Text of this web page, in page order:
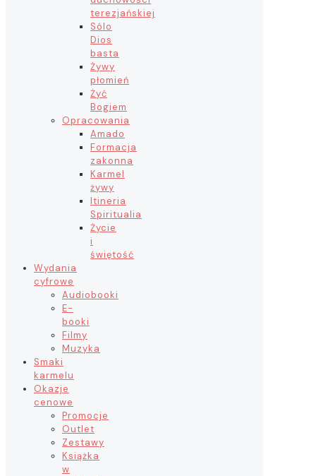
terezjańskiej
Sólo
Dios
basta
Żywy
płomień
Żyć
Bogiem
Opracowania
Amado
Formacja
zakonna
Karmel
żywy
Itineria
Spiritualia
Życie
i
świętość
Wydania
cyfrowe
Audiobooki
E-
booki
Filmy
Muzyka
Smaki
karmelu
Okazje
cenowe
Promocje
Outlet
Zestawy
Książka
w